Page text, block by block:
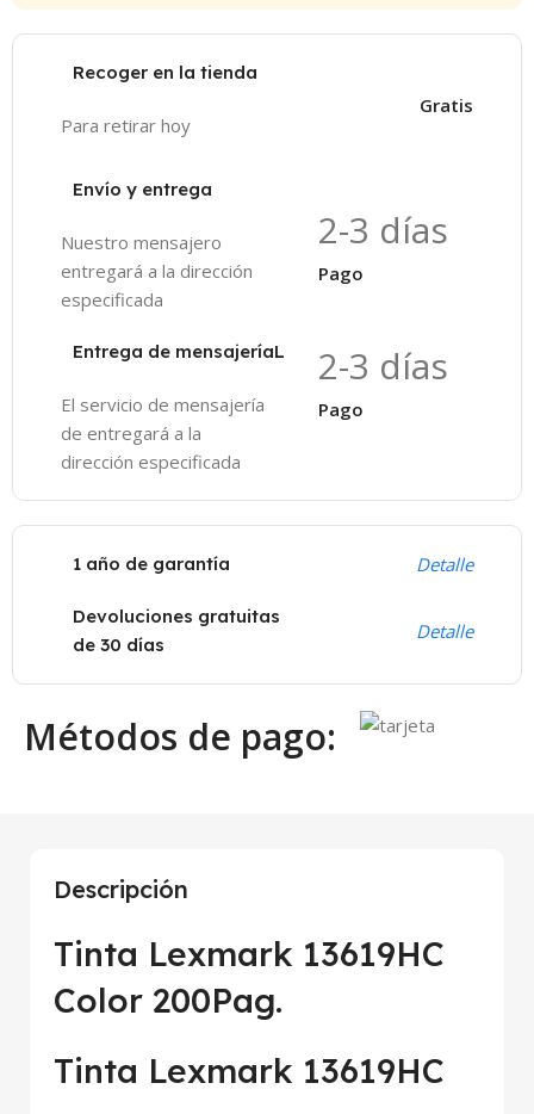
Recoger en la tienda
Para retirar hoy
Gratis
Envío y entrega
Nuestro mensajero
entregará a la dirección
especificada
2-3 días
Pago
Entrega de mensajeríaL
El servicio de mensajería
de entregará a la
dirección especificada
2-3 días
Pago
1 año de garantía Detalle
Devoluciones gratuitas
de 30 días
Detalle
Métodos de pago:
Descripción
Tinta Lexmark 13619HC
Color 200Pag.
Tinta Lexmark 13619HC